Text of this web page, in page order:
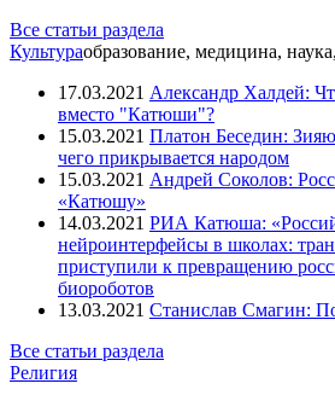
Все статьи раздела
Культураобразование, медицина,
17.03.2021 Александр Халдей:
вместо "Катюши"?
15.03.2021 Платон Беседин:
чего прикрывается народом
15.03.2021 Андрей Соколов:
«Катюшу»
14.03.2021 РИА Катюша:
нейроинтерфейсы в школах:
приступили к превращению
биороботов
13.03.2021 Станислав Смагин:
Все статьи раздела
Религия